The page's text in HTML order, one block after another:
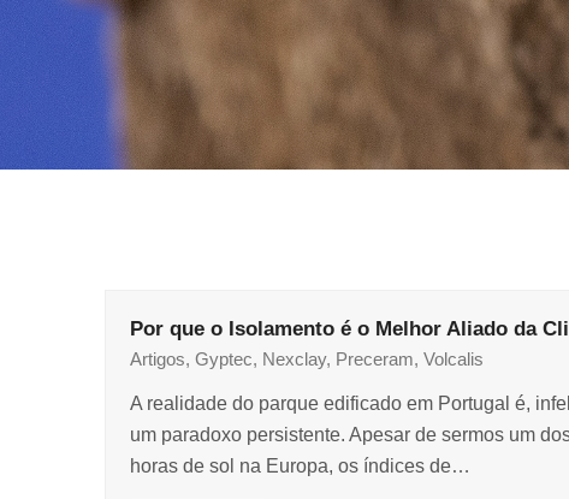
Por que o Isolamento é o Melhor Aliado da
Artigos, Gyptec, Nexclay, Preceram, Volcalis
A realidade do parque edificado em Portugal é,
um paradoxo persistente. Apesar de sermos um
horas de sol na Europa, os índices de…